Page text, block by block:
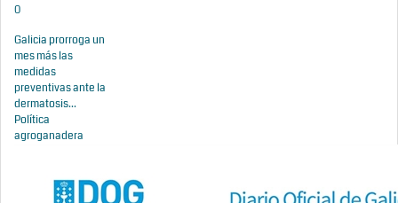
0
Galicia prorroga un
mes más las
medidas
preventivas ante la
dermatosis...
Política
agroganadera